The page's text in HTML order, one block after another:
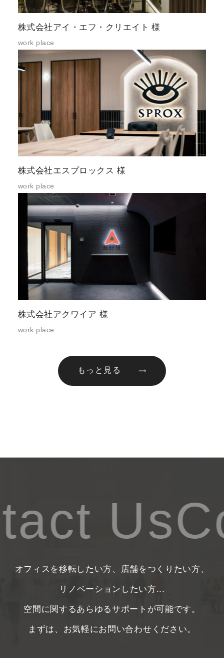
株式会社アイ・エフ・クリエイト 様
work place
株式会社エスプロックス 様
work place
株式会社アクワイア 様
work place
もっと見る
Us
オフィスを移転したい方、店舗をつくりたい方、
リノベーションしたい方...
空間に関するあらゆるサポートが可能です。
まずは、お気軽にお問い合わせください。